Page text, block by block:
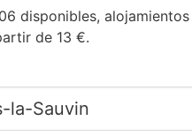
disponibles,
de 13 €.